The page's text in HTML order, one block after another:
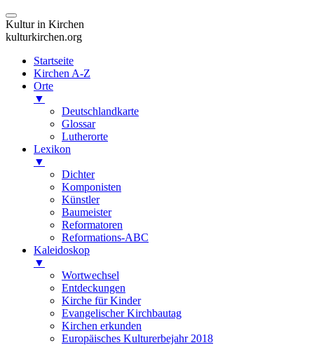
Kultur in Kirchen
kulturkirchen.org
Startseite
Kirchen A-Z
Orte
▼
Deutschlandkarte
Glossar
Lutherorte
Lexikon
▼
Dichter
Komponisten
Künstler
Baumeister
Reformatoren
Reformations-ABC
Kaleidoskop
▼
Wortwechsel
Entdeckungen
Kirche für Kinder
Evangelischer Kirchbautag
Kirchen erkunden
Europäisches Kulturerbejahr 2018